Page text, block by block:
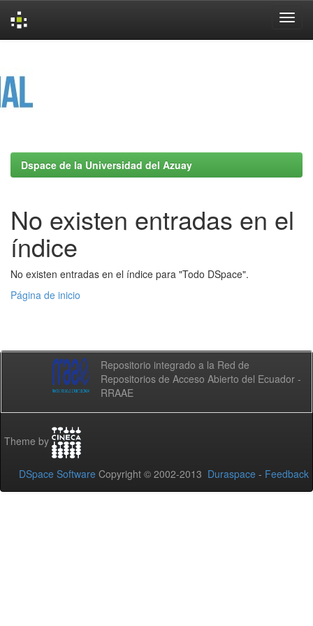
Dspace de la Universidad del Azuay
No existen entradas en el
índice
No existen entradas en el índice para "Todo DSpace".
Página de inicio
Repositorio integrado a la Red de
Repositorios de Acceso Abierto del Ecuador -
RRAAE
Theme by
DSpace Software Copyright © 2002-2013 Duraspace - Feedback